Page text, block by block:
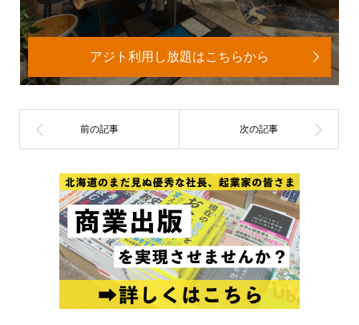
アジト利用し放題はこちらから